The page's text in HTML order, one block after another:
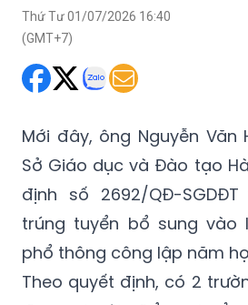
Mới đây, ông Nguyễn Văn
định số 2692/QĐ-
trúng tuyển bổ sung vào
phổ thông công lập năm
Theo quyết định, có 2
được duyệt điểm chuẩn
sung. Cụ thể, Trường